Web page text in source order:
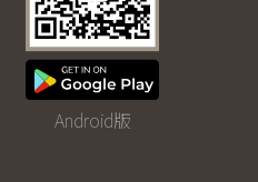
Android版